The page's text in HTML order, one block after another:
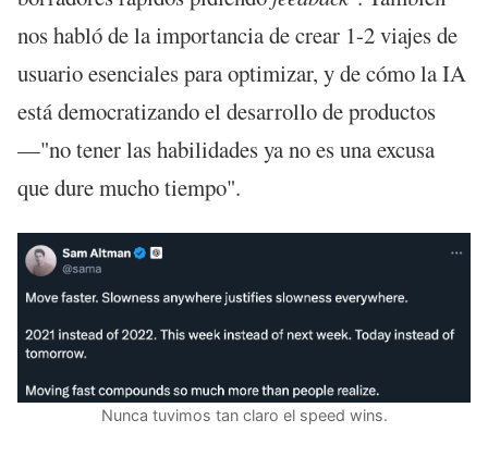
nos habló de la importancia de crear 1-2 viajes de
usuario esenciales para optimizar, y de cómo la IA
está democratizando el desarrollo de productos
—"no tener las habilidades ya no es una excusa
que dure mucho tiempo".
Nunca tuvimos tan claro el speed wins.